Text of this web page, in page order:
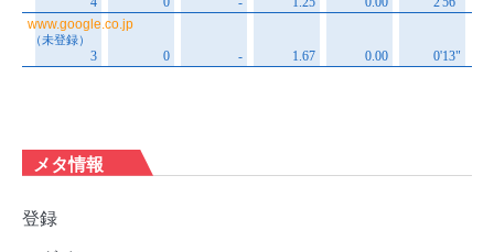
メタ情報
登録